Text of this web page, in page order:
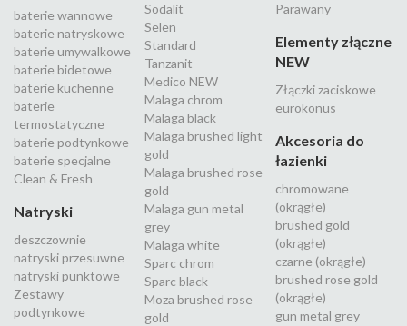
baterie wannowe
baterie natryskowe
baterie umywalkowe
baterie bidetowe
baterie kuchenne
baterie
termostatyczne
baterie podtynkowe
baterie specjalne
Clean & Fresh
Natryski
deszczownie
natryski przesuwne
natryski punktowe
Zestawy
podtynkowe
Sodalit
Selen
Standard
Tanzanit
Medico NEW
Malaga chrom
Malaga black
Malaga brushed light
gold
Malaga brushed rose
gold
Malaga gun metal
grey
Malaga white
Sparc chrom
Sparc black
Moza brushed rose
gold
Parawany
Elementy złączne
NEW
Złączki zaciskowe
eurokonus
Akcesoria do
łazienki
chromowane
(okrągłe)
brushed gold
(okrągłe)
czarne (okrągłe)
brushed rose gold
(okrągłe)
gun metal grey